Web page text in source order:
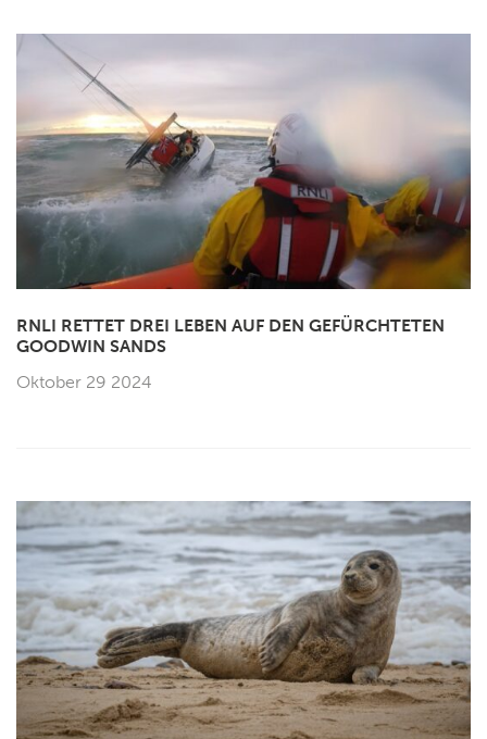
RNLI RETTET DREI LEBEN AUF DEN GEFÜRCHTETEN
GOODWIN SANDS
Oktober 29 2024